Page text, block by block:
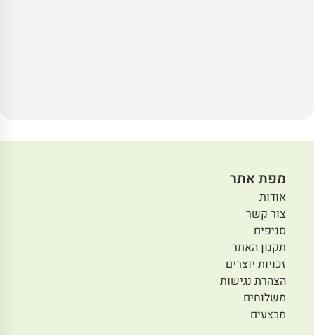
מפת אתר
אודות
צור קשר
סניפים
תקנון האתר
זכויות יוצרים
הצהרת נגישות
משלוחים
מבצעים